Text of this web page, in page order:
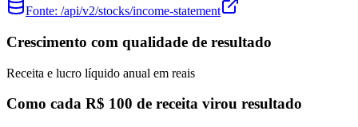
Fonte: /api/v2/stocks/income-statement
Crescimento com qualidade de resultado
Receita e lucro líquido anual em reais
Como cada R$ 100 de receita virou resultado